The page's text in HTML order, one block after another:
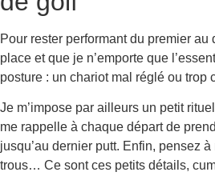
Pour rester performant du premier
place et que je n’emporte que
posture : un chariot mal réglé ou
Je m’impose par ailleurs un petit
me rappelle à chaque départ de
jusqu’au dernier putt. Enfin, pensez
trous… Ce sont ces petits détails,